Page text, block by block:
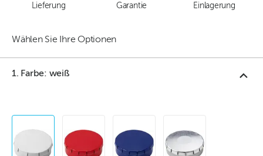
Lieferung
Garantie
Einlagerung
Wählen Sie Ihre Optionen
1. Farbe: weiß